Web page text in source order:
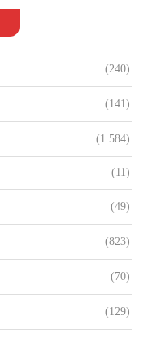
(240)
(141)
(1.584)
(11)
(49)
(823)
(70)
(129)